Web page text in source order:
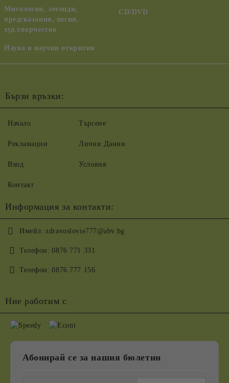
Митология, легенди,
предсказания, песни,
худ.творчество
Наука и научни открития
CD/DVD
Бързи връзки:
Начало
Рекламации
Вход
Контакт
Търсене
Лични Данни
Условия
Информация за контакти:
Имейл: zdravoslovie777@abv.bg
Телефон: 0876 771 331
Телефон: 0876 777 156
Ние работим с
Абонирай се за нашия бюлетин